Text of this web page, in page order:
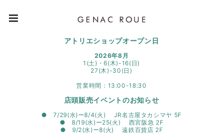
アトリエショップオープン日
2026年8月
1(土)・6(木)-16(日)
27(木)-30(日)
営業時間：13:00-18:30
店頭販売イベントのお知らせ
● 7/29(水)ー8/4(火) JR名古屋タカシマヤ 5F
● 8/19(水)ー25(火) 西宮阪急 2F
● 9/2(水)ー8(火) 遠鉄百貨店 2F